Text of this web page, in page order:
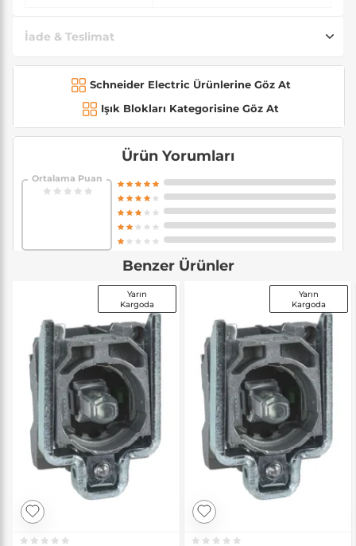
İade & Teslimat
Schneider Electric Ürünlerine Göz At
Işık Blokları Kategorisine Göz At
Ürün Yorumları
Ortalama Puan
Benzer Ürünler
Yarın
Kargoda
Yarın
Kargoda